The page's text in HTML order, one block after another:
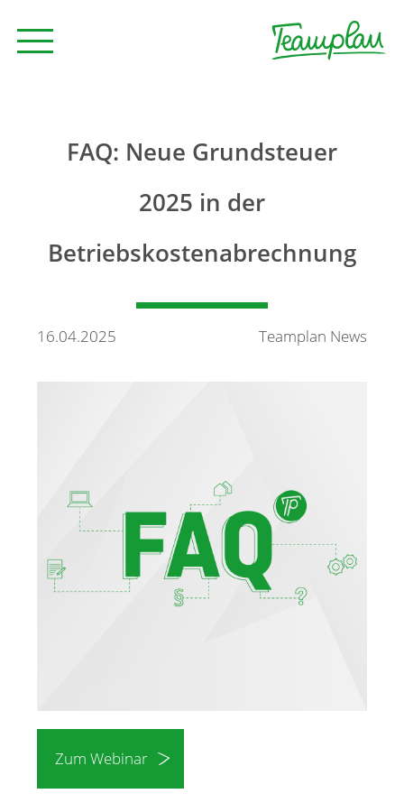
Unternehmen
Kontakt
Newsletter
FAQ: Neue Grundsteuer
2025 in der
Betriebskostenabrechnung
16.04.2025 Teamplan News
Zum Webinar